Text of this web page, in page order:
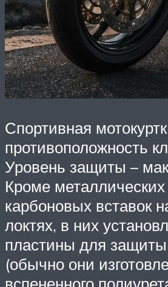
Спортивная
противоположность
Уровень защиты –
Кроме
карбоновых вставок
локтях, в них
пластины для
(обычно они